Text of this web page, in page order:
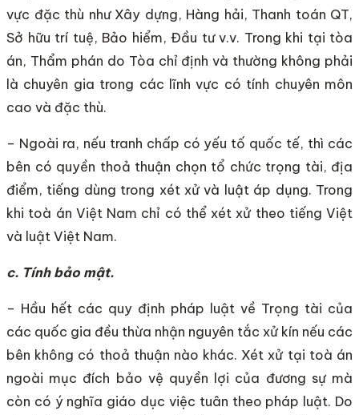
vực đặc thù như Xây dựng, Hàng hải, Thanh toán QT,
Sở hữu trí tuệ, Bảo hiểm, Đầu tư v.v. Trong khi tại tòa
án, Thẩm phán do Tòa chỉ định và thường không phải
là chuyên gia trong các lĩnh vực có tính chuyên môn
cao và đặc thù.
– Ngoài ra, nếu tranh chấp có yếu tố quốc tế, thì các
bên có quyền thoả thuận chọn tổ chức trọng tài, địa
điểm, tiếng dùng trong xét xử và luật áp dụng. Trong
khi toà án Việt Nam chỉ có thể xét xử theo tiếng Việt
và luật Việt Nam.
c. Tính bảo mật.
– Hầu hết các quy định pháp luật về Trọng tài của
các quốc gia đều thừa nhận nguyên tắc xử kín nếu các
bên không có thoả thuận nào khác. Xét xử tại toà án
ngoài mục đích bảo vệ quyền lợi của đương sự mà
còn có ý nghĩa giáo dục việc tuân theo pháp luật. Do